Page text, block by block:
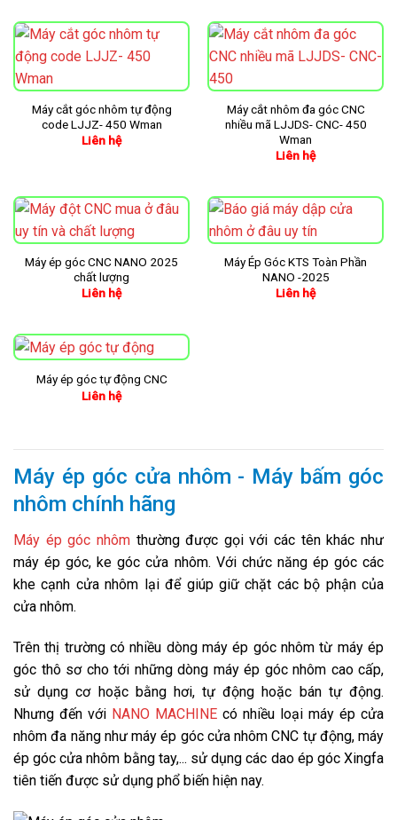
Máy cắt góc nhôm tự động
code LJJZ- 450 Wman
Liên hệ
Máy cắt nhôm đa góc CNC
nhiều mã LJJDS- CNC- 450
Wman
Liên hệ
Máy ép góc CNC NANO 2025
chất lượng
Liên hệ
Máy Ép Góc KTS Toàn Phần
NANO -2025
Liên hệ
Máy ép góc tự động CNC
Liên hệ
Máy ép góc cửa nhôm - Máy bấm góc
nhôm chính hãng
Máy ép góc nhômthường được gọi với các tên khác như
máy ép góc, ke góc cửa nhôm. Với chức năng ép góc các
khe cạnh cửa nhôm lại để giúp giữ chặt các bộ phận của
cửa nhôm.
Trên thị trường có nhiều dòng máy ép góc nhôm từ máy ép
góc thô sơ cho tới những dòng máy ép góc nhôm cao cấp,
sử dụng cơ hoặc bằng hơi, tự động hoặc bán tự động.
Nhưng đến với NANO MACHINE có nhiều loại máy ép cửa
nhôm đa năng như máy ép góc cửa nhôm CNC tự động, máy
ép góc cửa nhôm bằng tay,... sử dụng các dao ép góc Xingfa
tiên tiến được sử dụng phổ biến hiện nay.